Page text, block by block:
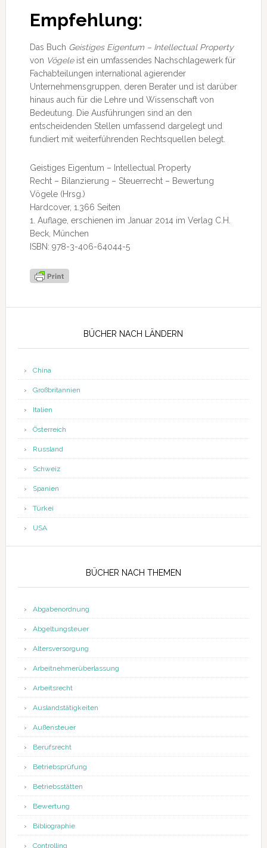
Empfehlung:
Das Buch Geistiges Eigentum – Intellectual Property
von Vögeleist ein umfassendes Nachschlagewerk für
Fachabteilungen international agierender
Unternehmensgruppen, deren Berater und ist darüber
hinaus auch für die Lehre und Wissenschaft von
Bedeutung. Die Ausführungen sind an den
entscheidenden Stellen umfassend dargelegt und
fundiert mit weiterführenden Rechtsquellen belegt.
Geistiges Eigentum – Intellectual Property
Recht – Bilanzierung – Steuerrecht – Bewertung
Vögele (Hrsg.)
Hardcover, 1.366 Seiten
1. Auflage, erschienen im Januar 2014 im Verlag C.H.
Beck, München
ISBN: 978-3-406-64044-5
BÜCHER NACH LÄNDERN
China
Großbritannien
Italien
Österreich
Russland
Schweiz
Spanien
Türkei
USA
BÜCHER NACH THEMEN
Abgabenordnung
Abgeltungsteuer
Altersversorgung
Arbeitnehmerüberlassung
Arbeitsrecht
Auslandstätigkeiten
Außensteuer
Berufsrecht
Betriebsprüfung
Betriebsstätten
Bewertung
Bibliographie
Controlling